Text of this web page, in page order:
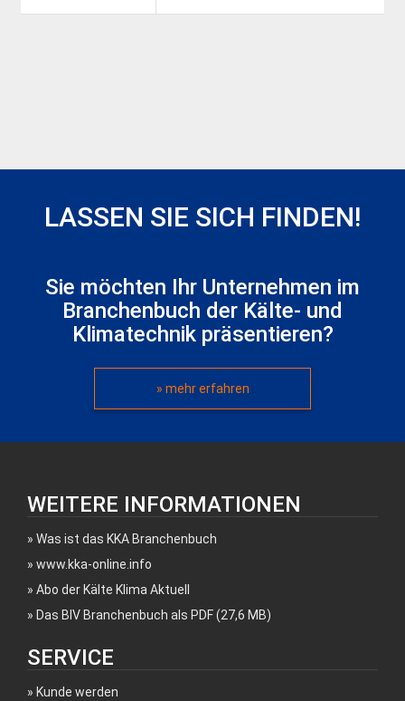
LASSEN SIE SICH FINDEN!
Sie möchten Ihr Unternehmen im
Branchenbuch der Kälte- und
Klimatechnik präsentieren?
» mehr erfahren
WEITERE INFORMATIONEN
Was ist das KKA Branchenbuch
www.kka-online.info
Abo der Kälte Klima Aktuell
Das BIV Branchenbuch als PDF (27,6 MB)
SERVICE
Kunde werden